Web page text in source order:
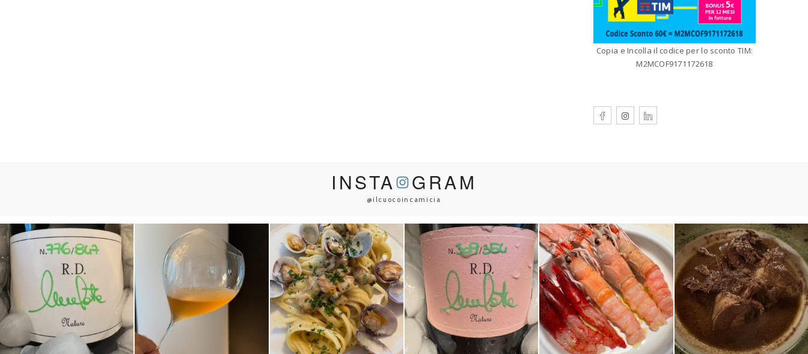
Copia e Incolla il codice per lo sconto TIM:
M2MCOF9171172618
INSTA GRAM
@ilcuocoincamicia